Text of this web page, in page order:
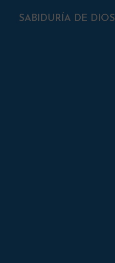
SABIDURÍA DE DIOS